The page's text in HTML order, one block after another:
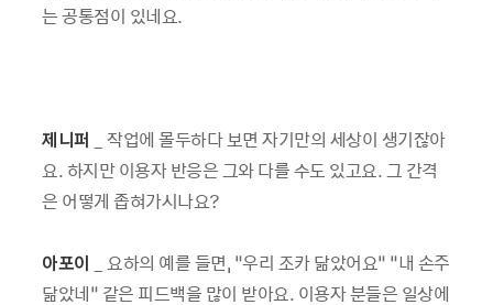
는 공통점이 있네요.
제니퍼 _ 작업에 몰두하다 보면 자기만의 세상이 생기잖아
요. 하지만 이용자 반응은 그와 다를 수도 있고요. 그 간격
은 어떻게 좁혀가시나요?
아포이 _ 요하의 예를 들면, “우리 조카 닮았어요” “내 손주
닮았네” 같은 피드백을 많이 받아요. 이용자 분들은 일상에